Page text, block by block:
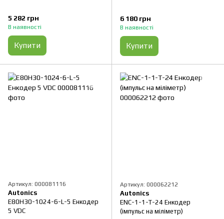
5 282 грн
В наявності
Купити
6 180 грн
В наявності
Купити
Артикул: 000081116
Autonics
E80H30-1024-6-L-5 Енкодер
5 VDC
Артикул: 000062212
Autonics
ENC-1-1-T-24 Енкодер
(імпульс на міліметр)